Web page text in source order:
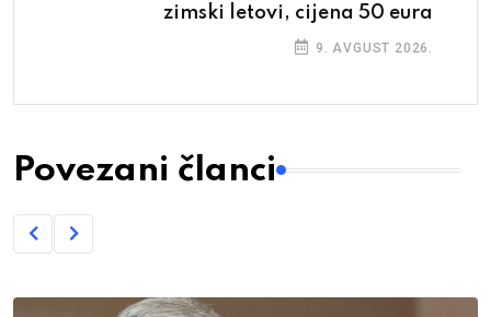
zimski letovi, cijena 50 eura
9. AVGUST 2026.
Povezani članci